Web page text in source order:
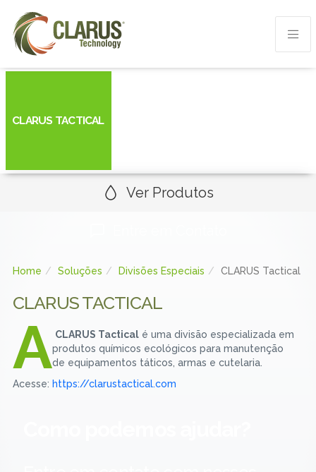
CLARUS TACTICAL
Ver Produtos
Home Soluções Divisões Especiais CLARUS Tactical
CLARUS TACTICAL
A CLARUS Tacticalé uma divisão especializada em
produtos químicos ecológicos para manutenção
de equipamentos táticos, armas e cutelaria.
Acesse: https://clarustactical.com